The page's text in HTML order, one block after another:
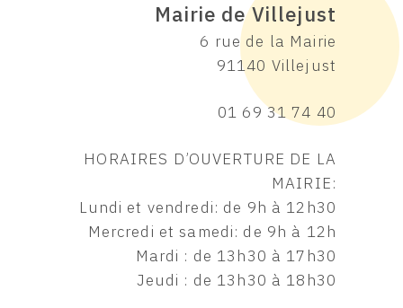
Mairie de Villejust
6 rue de la Mairie
91140 Villejust
01 69 31 74 40
HORAIRES D’OUVERTURE DE LA
MAIRIE:
Lundi et vendredi: de 9h à 12h30
Mercredi et samedi: de 9h à 12h
Mardi : de 13h30 à 17h30
Jeudi : de 13h30 à 18h30